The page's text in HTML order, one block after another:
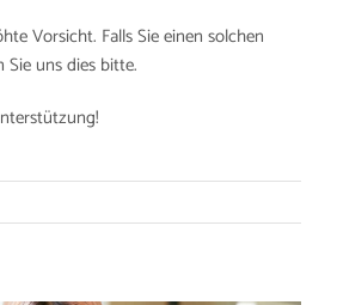
Vorsicht. Falls Sie einen solchen
uns dies bitte.